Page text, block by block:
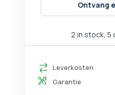
2 in stock, 5
Leverkosten
Garantie
Ontvang